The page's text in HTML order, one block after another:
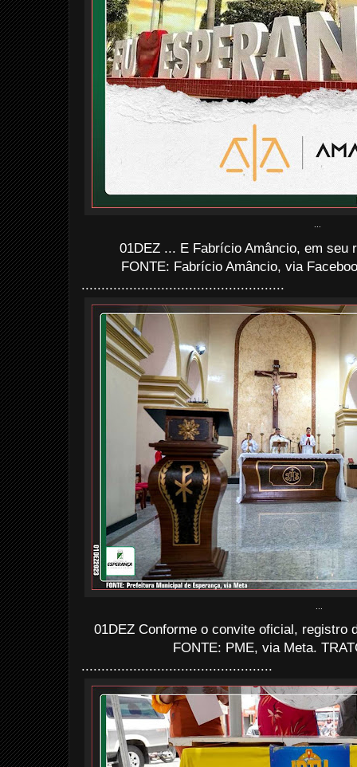
01DEZ ... E Fabrício Amâncio, em seu
FONTE: Fabrício Amâncio, via
...................................................
01DEZ Conforme o convite oficial, registro
FONTE: PME, via Meta.
................................................